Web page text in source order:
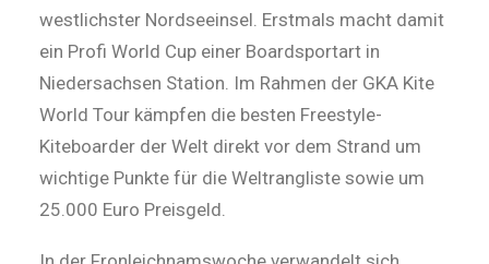
westlichster Nordseeinsel. Erstmals macht damit
ein Profi World Cup einer Boardsportart in
Niedersachsen Station. Im Rahmen der GKA Kite
World Tour kämpfen die besten Freestyle-
Kiteboarder der Welt direkt vor dem Strand um
wichtige Punkte für die Weltrangliste sowie um
25.000 Euro Preisgeld.